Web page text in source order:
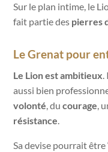
Sur le plan intime, le
fait partie des pierres
Le Grenat pour
Le Lion est ambitieux.
aussi bien
volonté, ducourage,
résistance.
Sa devise pourrait être